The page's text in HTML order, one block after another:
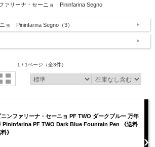
ァリーナ・セーニョ Pininfarina Segno
ョ Pininfarina Segno（3）
1 / 1ページ （全3件）
ニンファリーナ・セーニョ PF TWO ダークブルー 万年
Pininfarina PF TWO Dark Blue Fountain Pen 《送料
》